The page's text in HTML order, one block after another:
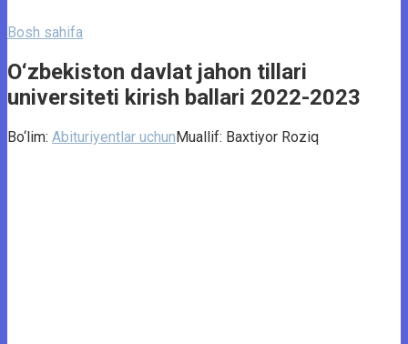
Bosh sahifa
O‘zbekiston davlat jahon tillari
universiteti kirish ballari 2022-2023
Bo‘lim: Abituriyentlar uchunMuallif: Baxtiyor Roziq